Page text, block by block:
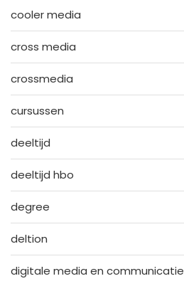
cooler media
cross media
crossmedia
cursussen
deeltijd
deeltijd hbo
degree
deltion
digitale media en communicatie